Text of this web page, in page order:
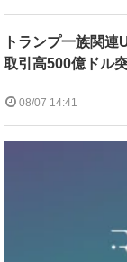
トランプ一族関
取引高500億ドル
08/07 14:41